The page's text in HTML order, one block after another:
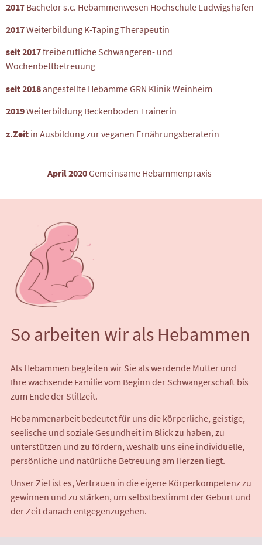
2017 Bachelor s.c. Hebammenwesen Hochschule Ludwigshafen
2017Weiterbildung K-Taping Therapeutin
seit 2017freiberufliche Schwangeren- und
Wochenbettbetreuung
seit 2018 angestellte Hebamme GRN Klinik Weinheim
2019Weiterbildung Beckenboden Trainerin
z.Zeit in Ausbildung zur veganen Ernährungsberaterin
April 2020Gemeinsame Hebammenpraxis
So arbeiten wir als Hebammen
Als Hebammen begleiten wir Sie als werdende Mutter und
Ihre wachsende Familie vom Beginn der Schwangerschaft bis
zum Ende der Stillzeit.
Hebammenarbeit bedeutet für uns die körperliche, geistige,
seelische und soziale Gesundheit im Blick zu haben, zu
unterstützen und zu fördern, weshalb uns eine individuelle,
persönliche und natürliche Betreuung am Herzen liegt.
Unser Ziel ist es, Vertrauen in die eigene Körperkompetenz zu
gewinnen und zu stärken, um selbstbestimmt der Geburt und
der Zeit danach entgegenzugehen.